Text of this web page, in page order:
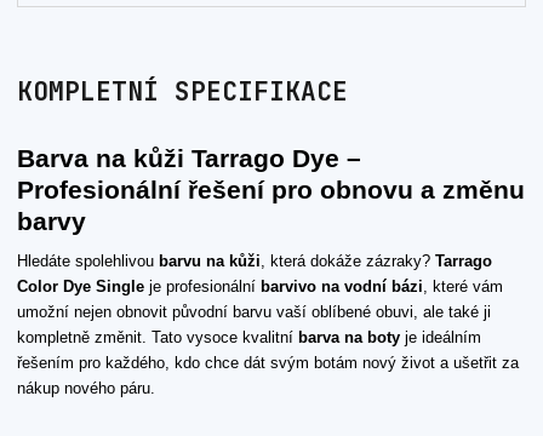
KOMPLETNÍ SPECIFIKACE
Barva na kůži Tarrago Dye –
Profesionální řešení pro obnovu a změnu
barvy
Hledáte spolehlivou barvu na kůži, která dokáže zázraky? Tarrago
Color Dye Single je profesionální barvivo na vodní bázi, které vám
umožní nejen obnovit původní barvu vaší oblíbené obuvi, ale také ji
kompletně změnit. Tato vysoce kvalitní barva na boty je ideálním
řešením pro každého, kdo chce dát svým botám nový život a ušetřit za
nákup nového páru.